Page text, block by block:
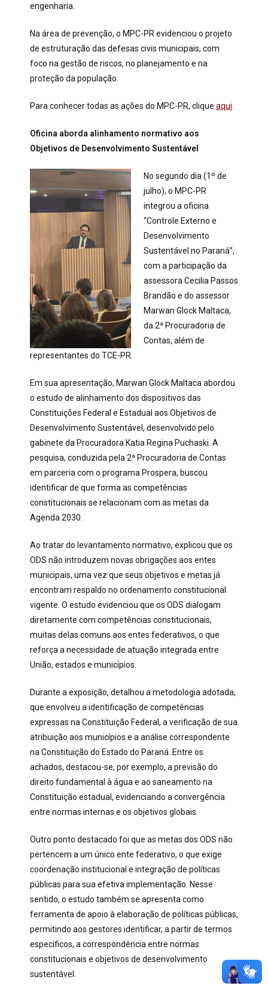
engenharia.
Na área de prevenção, o MPC-PR evidenciou o projeto
de estruturação das defesas civis municipais, com
foco na gestão de riscos, no planejamento e na
proteção da população.
Para conhecer todas as ações do MPC-PR, clique aqui
Oficina aborda alinhamento normativo aos
Objetivos de Desenvolvimento Sustentável
No segundo dia (1º de
julho), o MPC-PR
integrou a oficina
“Controle Externo e
Desenvolvimento
Sustentável no Paraná”,
com a participação da
assessora Cecilia Passos
Brandão e do assessor
Marwan Glock Maltaca,
da 2ª Procuradoria de
Contas, além de
representantes do TCE-PR.
Em sua apresentação, Marwan Glock Maltaca abordou
o estudo de alinhamento dos dispositivos das
Constituições Federal e Estadual aos Objetivos de
Desenvolvimento Sustentável, desenvolvido pelo
gabinete da Procuradora Katia Regina Puchaski. A
pesquisa, conduzida pela 2ª Procuradoria de Contas
em parceria com o programa Prospera, buscou
identificar de que forma as competências
constitucionais se relacionam com as metas da
Agenda 2030.
Ao tratar do levantamento normativo, explicou que os
ODS não introduzem novas obrigações aos entes
municipais, uma vez que seus objetivos e metas já
encontram respaldo no ordenamento constitucional
vigente. O estudo evidenciou que os ODS dialogam
diretamente com competências constitucionais,
muitas delas comuns aos entes federativos, o que
reforça a necessidade de atuação integrada entre
União, estados e municípios.
Durante a exposição, detalhou a metodologia adotada,
que envolveu a identificação de competências
expressas na Constituição Federal, a verificação de sua
atribuição aos municípios e a análise correspondente
na Constituição do Estado do Paraná. Entre os
achados, destacou-se, por exemplo, a previsão do
direito fundamental à água e ao saneamento na
Constituição estadual, evidenciando a convergência
entre normas internas e os objetivos globais.
Outro ponto destacado foi que as metas dos ODS não
pertencem a um único ente federativo, o que exige
coordenação institucional e integração de políticas
públicas para sua efetiva implementação. Nesse
sentido, o estudo também se apresenta como
ferramenta de apoio à elaboração de políticas públicas,
permitindo aos gestores identificar, a partir de termos
específicos, a correspondência entre normas
constitucionais e objetivos de desenvolvimento
sustentável.